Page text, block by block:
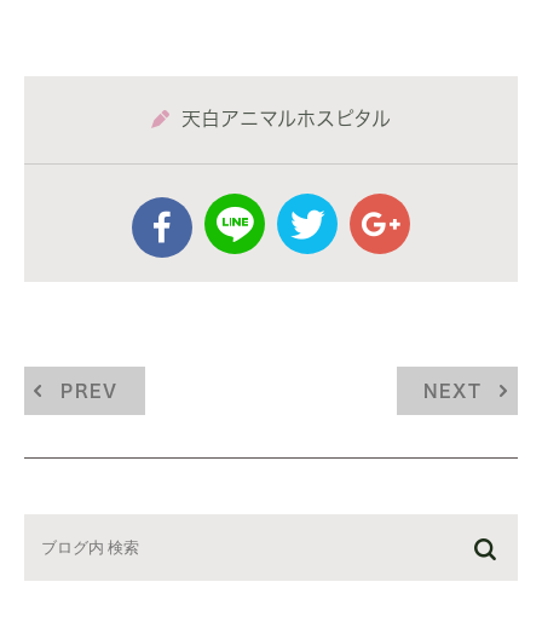
天白アニマルホスピタル
PREV NEXT